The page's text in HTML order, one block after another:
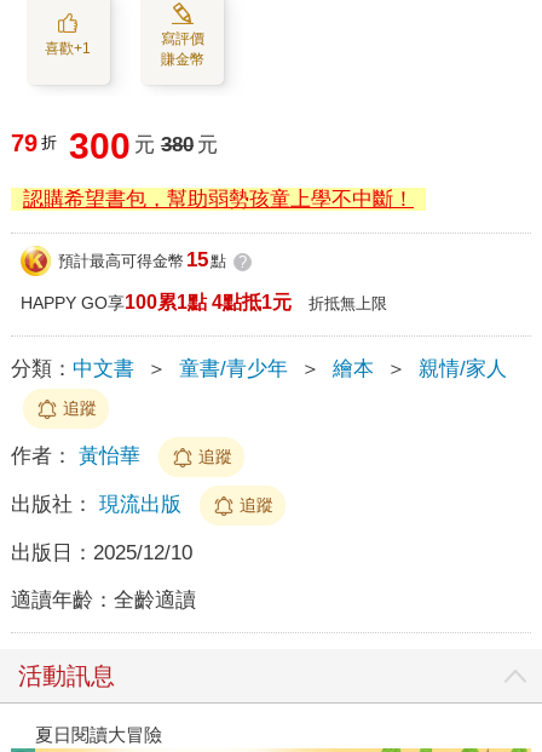
喜歡+1
寫評價
賺金幣
79 折 300 元 380 元
認購希望書包，幫助弱勢孩童上學不中斷！
預計最高可得金幣 15點 ?
HAPPY GO享100累1點 4點抵1元 折抵無上限
分類： 中文書 ＞ 童書/青少年 ＞ 繪本 ＞ 親情/家人
追蹤
作者： 黃怡華 追蹤
出版社： 現流出版 追蹤
出版日： 2025/12/10
適讀年齡： 全齡適讀
活動訊息
夏日閱讀大冒險